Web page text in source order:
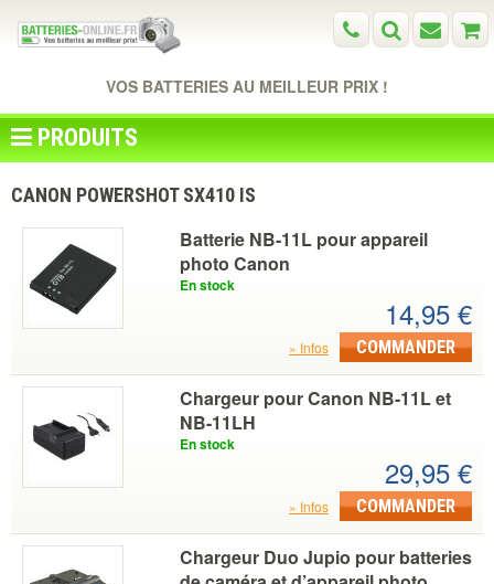
VOS BATTERIES AU MEILLEUR PRIX !
PRODUITS
CANON POWERSHOT SX410 IS
Batterie NB-11L pour appareil
photo Canon
En stock
14,95 €
COMMANDER
Infos
Chargeur pour Canon NB-11L et
NB-11LH
En stock
29,95 €
COMMANDER
Infos
Chargeur Duo Jupio pour batteries